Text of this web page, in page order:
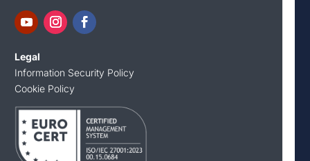
Legal
Information Security Policy
Cookie Policy